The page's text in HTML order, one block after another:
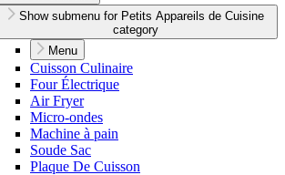
Show submenu for Petits Appareils de Cuisine
category
Menu
Cuisson Culinaire
Four Électrique
Air Fryer
Micro-ondes
Machine à pain
Soude Sac
Plaque De Cuisson